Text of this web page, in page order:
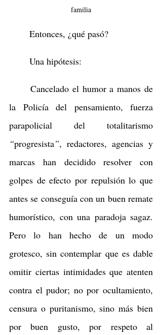
familia
	Entonces, ¿qué pasó?
	Una hipótesis:
la Policía del pensamiento, fuerza
“progresista”, redactores, agencias y
marcas han decidido resolver con
golpes de efecto por repulsión lo que
antes se conseguía con un buen remate
humorístico, con una paradoja sagaz.
Pero lo han hecho de un modo
grotesco, sin contemplar que es dable
omitir ciertas intimidades que atenten
contra el pudor; no por ocultamiento,
censura o puritanismo, sino más bien
por buen gusto, por respeto al